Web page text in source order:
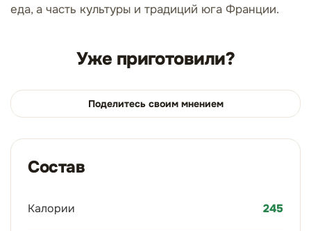
еда, а часть культуры и традиций юга Франции.
Уже приготовили?
Поделитесь своим мнением
Состав
Калории 245